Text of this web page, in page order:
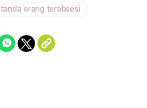
tanda orang terobsesi